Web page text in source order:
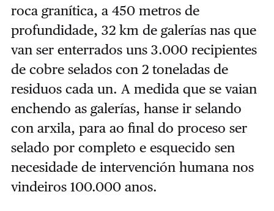
roca granítica, a 450 metros de
profundidade, 32 km de galerías nas que
van ser enterrados uns 3.000 recipientes
de cobre selados con 2 toneladas de
residuos cada un. A medida que se vaian
enchendo as galerías, hanse ir selando
con arxila, para ao final do proceso ser
selado por completo e esquecido sen
necesidade de intervención humana nos
vindeiros 100.000 anos.